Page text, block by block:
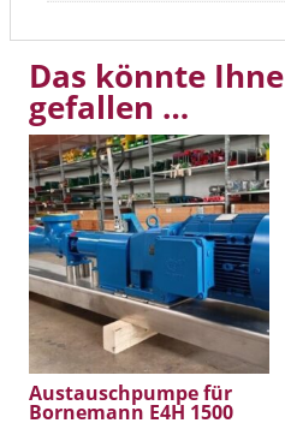
Das könnte
gefallen …
Austauschpumpe für
Bornemann E4H 1500